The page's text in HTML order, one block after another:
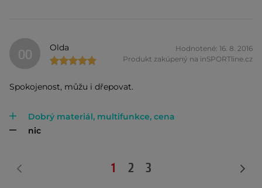
OO Olda
Hodnotené: 16. 8. 2016
Produkt zakúpený na inSPORTline.cz
Spokojenost, můžu i dřepovat.
Dobrý materiál, multifunkce, cena
nic
1 2 3